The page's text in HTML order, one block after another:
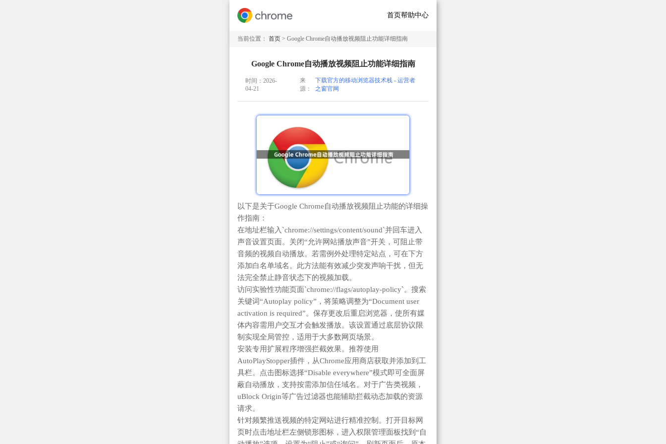
首页帮助中心
当前位置： 首页 > Google Chrome自动播放视频阻止功能详细指南
Google Chrome自动播放视频阻止功能详细指南
时间：2026-
04-21
来
源：
下载官方的移动浏览器技术栈 - 运营者
之窗官网
以下是关于Google Chrome自动播放视频阻止功能的详细操
作指南：
在地址栏输入`chrome://settings/content/sound`并回车进入
声音设置页面。关闭“允许网站播放声音”开关，可阻止带
音频的视频自动播放。若需例外处理特定站点，可在下方
添加白名单域名。此方法能有效减少突发声响干扰，但无
法完全禁止静音状态下的视频加载。
访问实验性功能页面`chrome://flags/autoplay-policy`。搜索
关键词“Autoplay policy”，将策略调整为“Document user
activation is required”。保存更改后重启浏览器，使所有媒
体内容需用户交互才会触发播放。该设置通过底层协议限
制实现全局管控，适用于大多数网页场景。
安装专用扩展程序增强拦截效果。推荐使用
AutoPlayStopper插件，从Chrome应用商店获取并添加到工
具栏。点击图标选择“Disable everywhere”模式即可全面屏
蔽自动播放，支持按需添加信任域名。对于广告类视频，
uBlock Origin等广告过滤器也能辅助拦截动态加载的资源
请求。
针对频繁推送视频的特定网站进行精准控制。打开目标网
页时点击地址栏左侧锁形图标，进入权限管理面板找到“自